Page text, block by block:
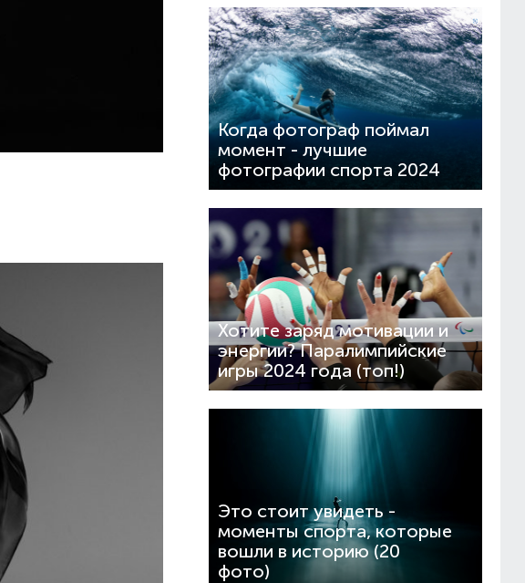
Когда фотограф поймал
момент - лучшие
фотографии спорта 2024
Хотите заряд мотивации и
энергии? Паралимпийские
игры 2024 года (топ!)
Это стоит увидеть -
моменты спорта, которые
вошли в историю (20
фото)